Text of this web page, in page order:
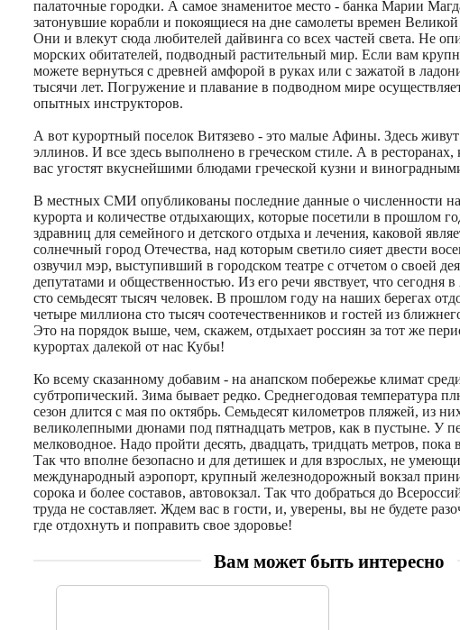
палаточные городки. А самое знаменитое место - банка Марии
затонувшие корабли и покоящиеся на дне самолеты времен
Они и влекут сюда любителей дайвинга со всех частей света. Не
морских обитателей, подводный растительный мир. Если вам
можете вернуться с древней амфорой в руках или с зажатой в
тысячи лет. Погружение и плавание в подводном мире
опытных инструкторов.
А вот курортный поселок Витязево - это малые Афины. Здесь
эллинов. И все здесь выполнено в греческом стиле. А в
вас угостят вкуснейшими блюдами греческой кузни и
В местных СМИ опубликованы последние данные о численности
курорта и количестве отдыхающих, которые посетили в прошлом
здравниц для семейного и детского отдыха и лечения, каковой
солнечный город Отечества, над которым светило сияет двести
озвучил мэр, выступивший в городском театре с отчетом о своей
депутатами и общественностью. Из его речи явствует, что сегодня
сто семьдесят тысяч человек. В прошлом году на наших берегах
четыре миллиона сто тысяч соотечественников и гостей из
Это на порядок выше, чем, скажем, отдыхает россиян за тот же
курортах далекой от нас Кубы!
Ко всему сказанному добавим - на анапском побережье климат
субтропический. Зима бывает редко. Среднегодовая температура
сезон длится с мая по октябрь. Семьдесят километров пляжей, из
великолепными дюнами под пятнадцать метров, как в пустыне. У
мелководное. Надо пройти десять, двадцать, тридцать метров, пока
Так что вполне безопасно и для детишек и для взрослых, не
международный аэропорт, крупный железнодорожный вокзал
сорока и более составов, автовокзал. Так что добраться до
труда не составляет. Ждем вас в гости, и, уверены, вы не будете
где отдохнуть и поправить свое здоровье!
Вам может быть интересно